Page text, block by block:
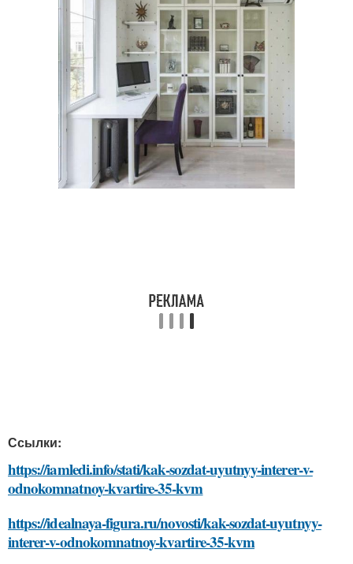
Ссылки:
https://iamledi.info/stati/kak-sozdat-uyutnyy-interer-v-
odnokomnatnoy-kvartire-35-kvm
https://idealnaya-figura.ru/novosti/kak-sozdat-uyutnyy-
interer-v-odnokomnatnoy-kvartire-35-kvm